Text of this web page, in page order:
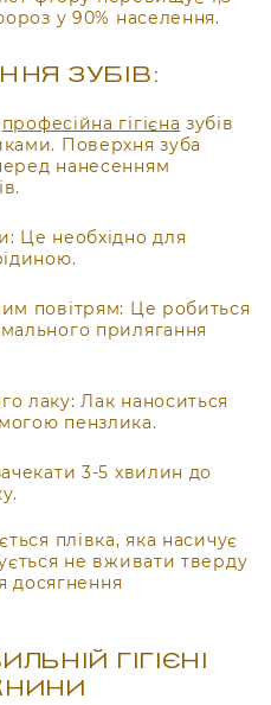
у 90% населення.
ЗУБІВ:
професійна гігієна зубів
Поверхня зуба
нанесенням
Це необхідно для
повітрям: Це робиться
прилягання
лаку: Лак наноситься
пензлика.
3-5 хвилин до
плівка, яка насичує
не вживати тверду
досягнення
ГІГІЄНІ